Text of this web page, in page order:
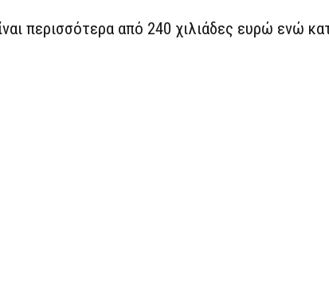
περισσότερα από 240 χιλιάδες ευρώ ενώ